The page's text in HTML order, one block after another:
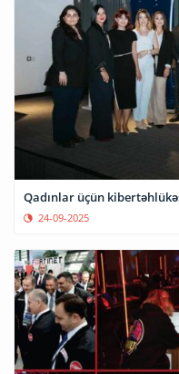
Qadınlar üçün
24-09-2025